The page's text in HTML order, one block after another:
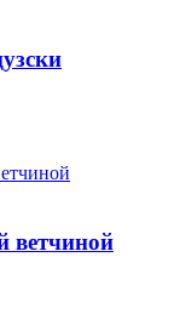
ветчиной